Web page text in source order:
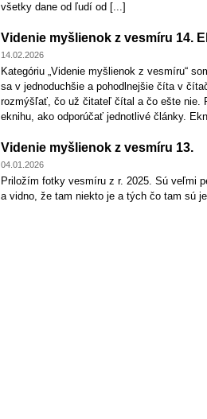
všetky dane od ľudí od [...]
Videnie myšlienok z vesmíru 14.
14.02.2026
Kategóriu „Videnie myšlienok z vesmíru“
sa v jednoduchšie a pohodlnejšie číta v
rozmýšľať, čo už čitateľ čítal a čo ešte nie.
eknihu, ako odporúčať jednotlivé články.
Videnie myšlienok z vesmíru 13.
04.01.2026
Priložím fotky vesmíru z r. 2025. Sú veľmi
a vidno, že tam niekto je a tých čo tam sú